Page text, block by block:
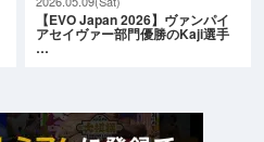
【EVO Japan 2026】ヴァンパイ
アセイヴァー部門優勝のKaji選手
…